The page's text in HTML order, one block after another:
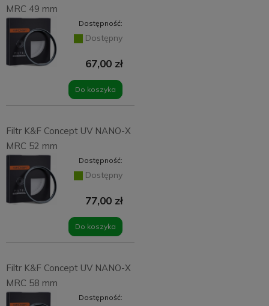
MRC 49 mm
Dostępność:
Dostępny
67,00 zł
Do koszyka
Filtr K&F Concept UV NANO-X
MRC 52 mm
Dostępność:
Dostępny
77,00 zł
Do koszyka
Filtr K&F Concept UV NANO-X
MRC 58 mm
Dostępność: